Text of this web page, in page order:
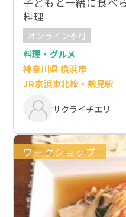
料理
オンライン不可
料理・グルメ
神奈川県 横浜市
JR京浜東北線・鶴見駅
サクライチエリ
ワークショップ